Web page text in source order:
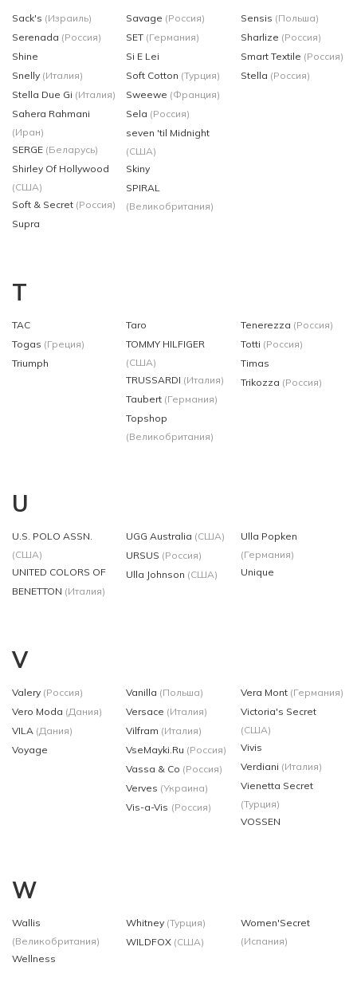
Sack's (Израиль)
Serenada (Россия)
Shine
Snelly (Италия)
Stella Due Gi (Италия)
Sahera Rahmani
(Иран)
SERGE (Беларусь)
Shirley Of Hollywood
(США)
Soft & Secret (Россия)
Supra
Savage (Россия)
SET (Германия)
Si E Lei
Soft Cotton (Турция)
Sweewe (Франция)
Sela (Россия)
seven 'til Midnight
(США)
Skiny
SPIRAL
(Великобритания)
Sensis (Польша)
Sharlize (Россия)
Smart Textile (Россия)
Stella (Россия)
T
TAC
Togas (Греция)
Triumph
Taro
TOMMY HILFIGER
(США)
TRUSSARDI (Италия)
Taubert (Германия)
Topshop
(Великобритания)
Tenerezza (Россия)
Totti (Россия)
Timas
Trikozza (Россия)
U
U.S. POLO ASSN.
(США)
UNITED COLORS OF
BENETTON (Италия)
UGG Australia (США)
URSUS (Россия)
Ulla Johnson (США)
Ulla Popken
(Германия)
Unique
V
Valery (Россия)
Vero Moda (Дания)
VILA (Дания)
Voyage
Vanilla (Польша)
Versace (Италия)
Vilfram (Италия)
VseMayki.Ru (Россия)
Vassa & Co (Россия)
Verves (Украина)
Vis-a-Vis (Россия)
Vera Mont (Германия)
Victoria's Secret
(США)
Vivis
Verdiani (Италия)
Vienetta Secret
(Турция)
VOSSEN
W
Wallis
(Великобритания)
Wellness
Whitney (Турция)
WILDFOX (США)
Women'Secret
(Испания)